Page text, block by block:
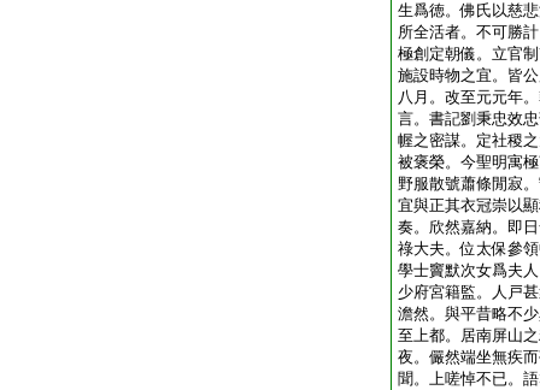
生爲徳。佛氏以慈
所全活者。不可勝
極創定朝儀。立官
施設時物之宜。皆
八月。改至元元年
言。書記劉秉忠效
幄之密謀。定社稷
被褒榮。今聖明寓
野服散號蕭條閒寂
宜與正其衣冠崇以
奏。欣然嘉納。即
祿大夫。位太保參
學士竇默次女爲夫
少府宮籍監。人戸
澹然。與平昔略不
至上都。居南屏山
夜。儼然端坐無疾
聞。上嗟悼不已。